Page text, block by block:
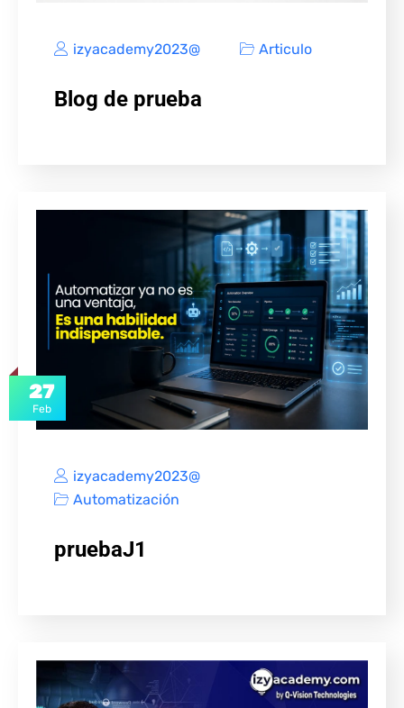
izyacademy2023@ Articulo
Blog de prueba
27
Feb
izyacademy2023@
Automatización
pruebaJ1